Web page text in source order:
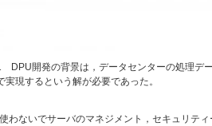
DPU開発の背景は，データセンターの処理デ
実現するという解が必要であった。
わないでサーバのマネジメント，セキュリテ